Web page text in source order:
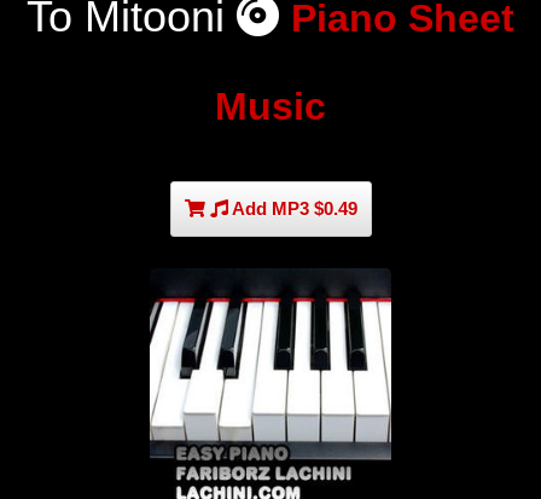
To Mitooni Piano Sheet
Music
Add MP3 $0.49